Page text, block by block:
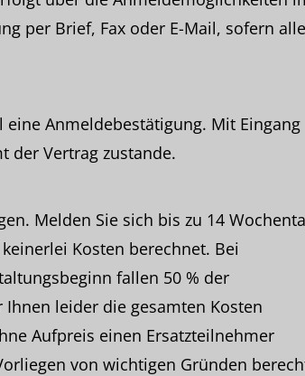
per Brief, Fax oder E-Mail, sofern alle
Anmeldebestätigung. Mit Eingang
der Vertrag zustande.
Melden Sie sich bis zu 14
Kosten berechnet. Bei
fallen 50 % der
leider die gesamten Kosten
Aufpreis einen Ersatzteilnehmer
von wichtigen Gründen